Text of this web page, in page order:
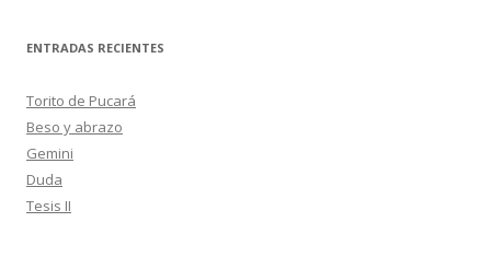
c
r
:
ENTRADAS RECIENTES
Torito de Pucará
Beso y abrazo
Gemini
Duda
Tesis II